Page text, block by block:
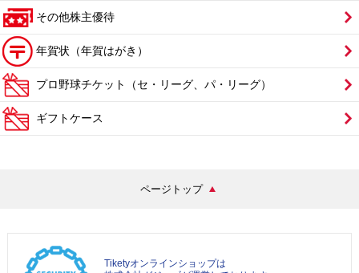
その他株主優待
年賀状（年賀はがき）
プロ野球チケット（セ・リーグ、パ・リーグ）
ギフトケース
ページトップ
Tiketyオンラインショップは